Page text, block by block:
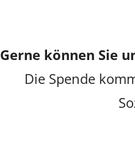
Gerne können Sie
Die Spende